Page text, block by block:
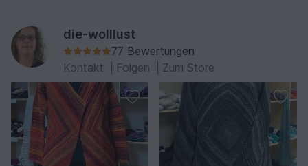
die-wolllust
77 Bewertungen
Kontakt
Folgen Zum Store